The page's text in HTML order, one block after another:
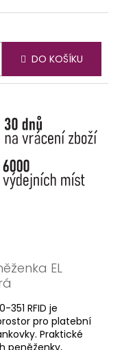
DO KOŠÍKU
EL
351 RFID je
pro platební
Praktické
peněženky,